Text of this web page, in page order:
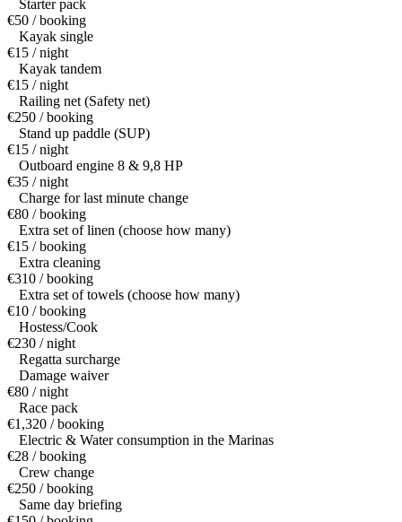
Starter pack
€50 / booking
Kayak single
€15 / night
Kayak tandem
€15 / night
Railing net (Safety net)
€250 / booking
Stand up paddle (SUP)
€15 / night
Outboard engine 8 & 9,8 HP
€35 / night
Charge for last minute change
€80 / booking
Extra set of linen (choose how many)
€15 / booking
Extra cleaning
€310 / booking
Extra set of towels (choose how many)
€10 / booking
Hostess/Cook
€230 / night
Regatta surcharge
Damage waiver
€80 / night
Race pack
€1,320 / booking
Electric & Water consumption in the Marinas
€28 / booking
Crew change
€250 / booking
Same day briefing